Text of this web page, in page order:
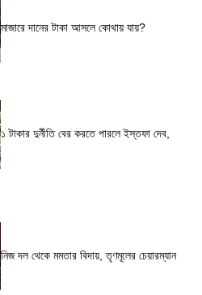
মাজারে দানের টাকা আসলে কোথায় যায়?
১ টাকার দুর্নীতি বের করতে পারলে ইস্তফা দেব,
নিজ দল থেকে মমতার বিদায়, তৃণমূলের চেয়ারম্যান